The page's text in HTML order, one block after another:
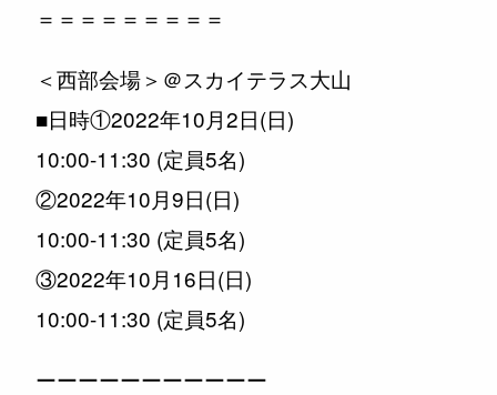
＝＝＝＝＝＝＝＝＝
＜西部会場＞＠スカイテラス大山
■日時①2022年10月2日(日)
10:00-11:30 (定員5名)
②2022年10月9日(日)
10:00-11:30 (定員5名)
③2022年10月16日(日)
10:00-11:30 (定員5名)
ーーーーーーーーーーー